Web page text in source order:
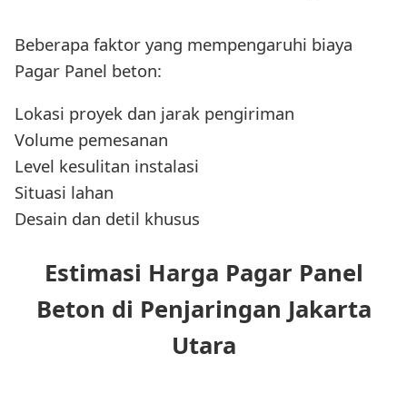
Beberapa faktor yang mempengaruhi biaya
Pagar Panel beton:
Lokasi proyek dan jarak pengiriman
Volume pemesanan
Level kesulitan instalasi
Situasi lahan
Desain dan detil khusus
Estimasi Harga Pagar Panel
Beton di Penjaringan Jakarta
Utara